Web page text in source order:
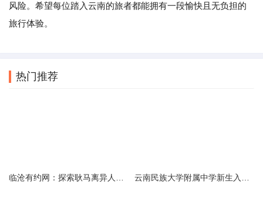
风险。希望每位踏入云南的旅者都能拥有一段愉快且无负担的
旅行体验。
热门推荐